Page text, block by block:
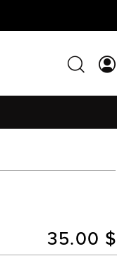
35.00 $